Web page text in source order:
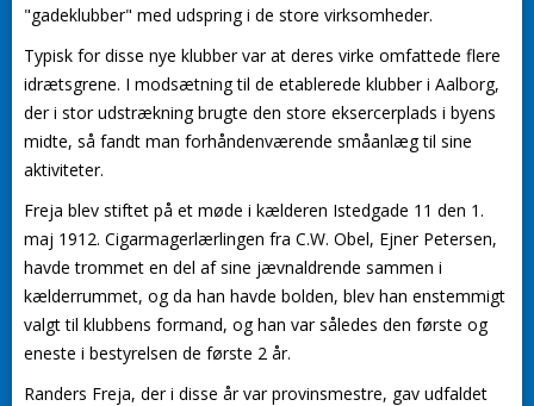
"gadeklubber" med udspring i de store virksomheder.
Typisk for disse nye klubber var at deres virke omfattede flere
idrætsgrene. I modsætning til de etablerede klubber i Aalborg,
der i stor udstrækning brugte den store eksercerplads i byens
midte, så fandt man forhåndenværende småanlæg til sine
aktiviteter.
Freja blev stiftet på et møde i kælderen Istedgade 11 den 1.
maj 1912. Cigarmagerlærlingen fra C.W. Obel, Ejner Petersen,
havde trommet en del af sine jævnaldrende sammen i
kælderrummet, og da han havde bolden, blev han enstemmigt
valgt til klubbens formand, og han var således den første og
eneste i bestyrelsen de første 2 år.
Randers Freja, der i disse år var provinsmestre, gav udfaldet